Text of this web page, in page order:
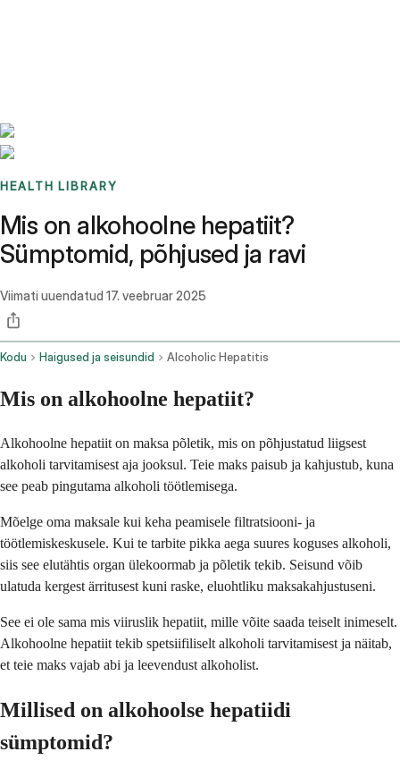
HEALTH LIBRARY
Mis on alkohoolne hepatiit?
Sümptomid, põhjused ja ravi
Viimati uuendatud 17. veebruar 2025
Kodu Haigused ja seisundid Alcoholic Hepatitis
Mis on alkohoolne hepatiit?
Alkohoolne hepatiit on maksa põletik, mis on põhjustatud liigsest
alkoholi tarvitamisest aja jooksul. Teie maks paisub ja kahjustub, kuna
see peab pingutama alkoholi töötlemisega.
Mõelge oma maksale kui keha peamisele filtratsiooni- ja
töötlemiskeskusele. Kui te tarbite pikka aega suures koguses alkoholi,
siis see elutähtis organ ülekoormab ja põletik tekib. Seisund võib
ulatuda kergest ärritusest kuni raske, eluohtliku maksakahjustuseni.
See ei ole sama mis viiruslik hepatiit, mille võite saada teiselt inimeselt.
Alkohoolne hepatiit tekib spetsiifiliselt alkoholi tarvitamisest ja näitab,
et teie maks vajab abi ja leevendust alkoholist.
Millised on alkohoolse hepatiidi
sümptomid?